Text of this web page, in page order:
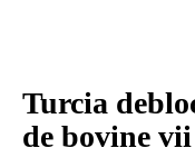
Turcia
de bovine